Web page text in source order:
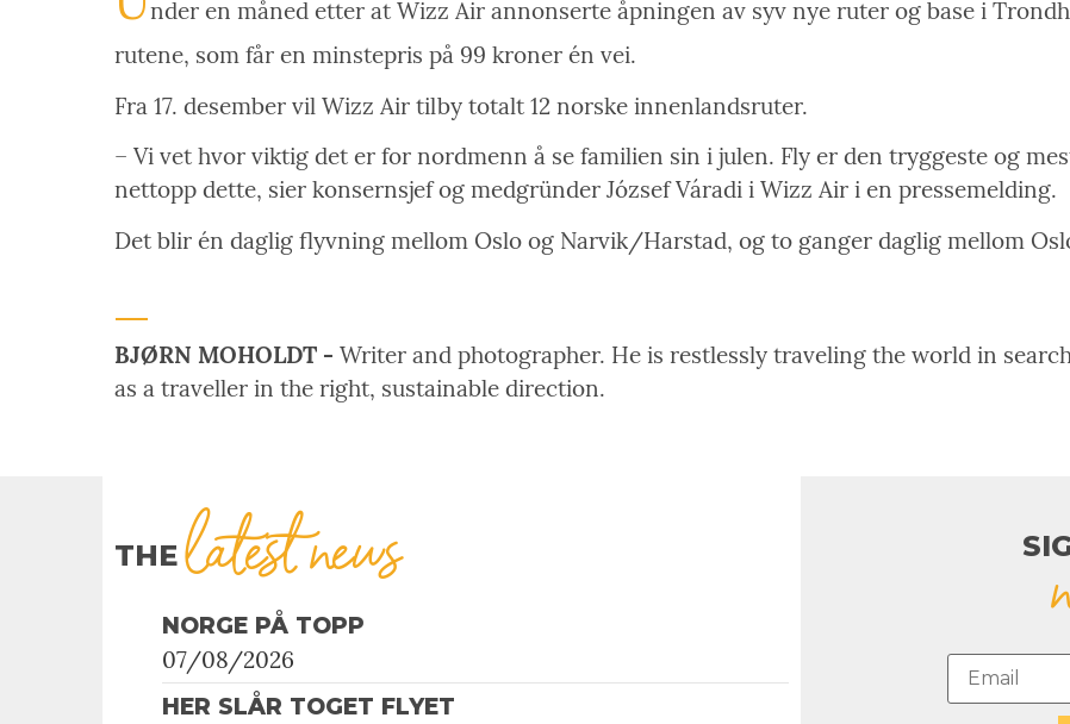
nder en måned etter at Wizz Air annonserte åpningen av syv nye ruter og base i
rutene, som får en minstepris på 99 kroner én vei.
Fra 17. desember vil Wizz Air tilby totalt 12 norske innenlandsruter.
– Vi vet hvor viktig det er for nordmenn å se familien sin i julen. Fly er den tryggeste og
nettopp dette, sier konsernsjef og medgründer József Váradi i Wizz Air i en pressemelding.
Det blir én daglig flyvning mellom Oslo og Narvik/Harstad, og to ganger daglig mellom
BJØRN MOHOLDT - Writer and photographer. He is restlessly traveling the world in
as a traveller in the right, sustainable direction.
THElatest news
NORGE PÅ TOPP
07/08/2026
HER SLÅR TOGET FLYET